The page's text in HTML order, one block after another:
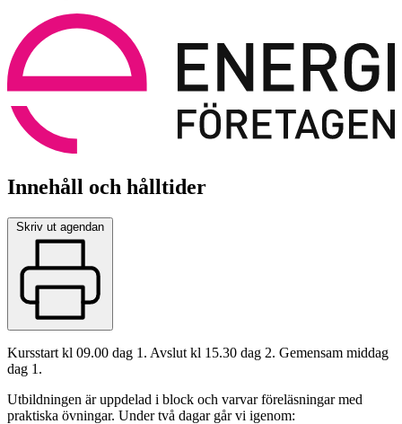
Innehåll och hålltider
Skriv ut agendan
Kursstart kl 09.00 dag 1. Avslut kl 15.30 dag 2. Gemensam middag
dag 1.
Utbildningen är uppdelad i block och varvar föreläsningar med
praktiska övningar. Under två dagar går vi igenom: